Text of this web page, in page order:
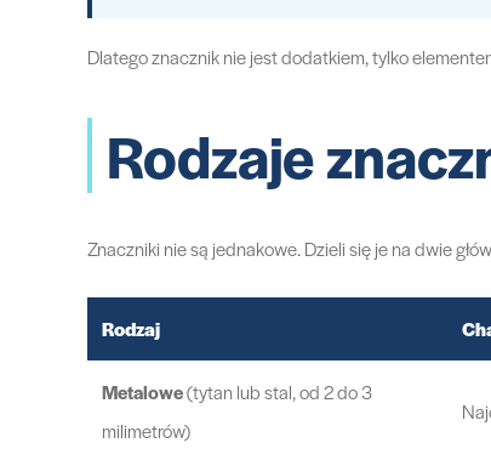
Dlatego znacznik nie jest dodatkiem, tylko
Rodzaje
Znaczniki nie są jednakowe. Dzieli się je na dwie
Rodzaj
Metalowe(tytan lub stal, od 2 do 3
milimetrów)